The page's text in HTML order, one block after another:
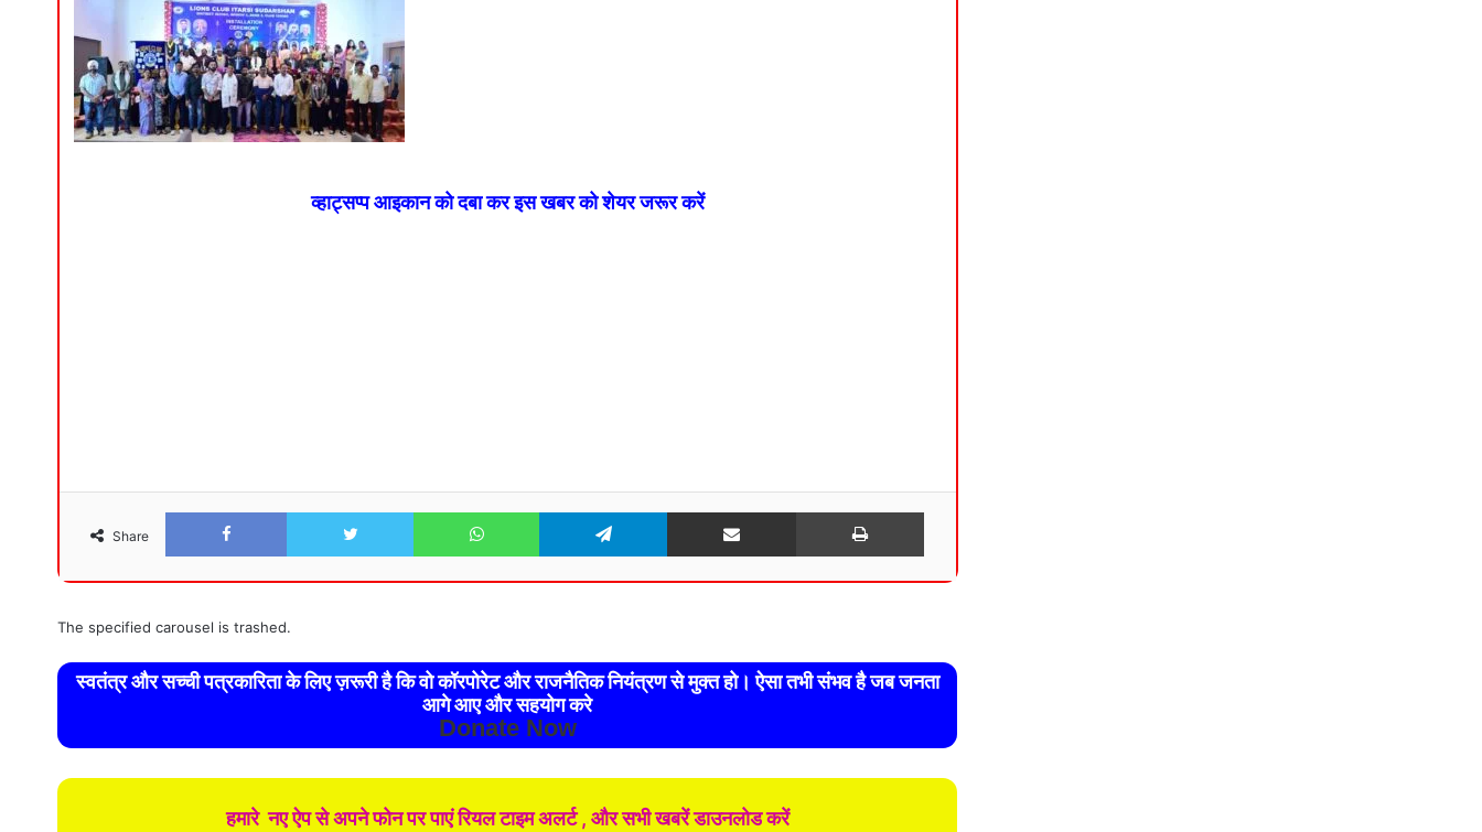
व्हाट्सप्प आइकान को दबा कर इस खबर को शेयर जरूर करें
Share
Facebook Twitter WhatsApp Telegram Share via Email Print
The specified carousel is trashed.
स्वतंत्र और सच्ची पत्रकारिता के लिए ज़रूरी है कि वो कॉरपोरेट और राजनैतिक नियंत्रण से मुक्त हो। ऐसा तभी संभव है जब जनता
आगे आए और सहयोग करे
Donate Now
हमारे नए ऐप से अपने फोन पर पाएं रियल टाइम अलर्ट , और सभी खबरें डाउनलोड करें